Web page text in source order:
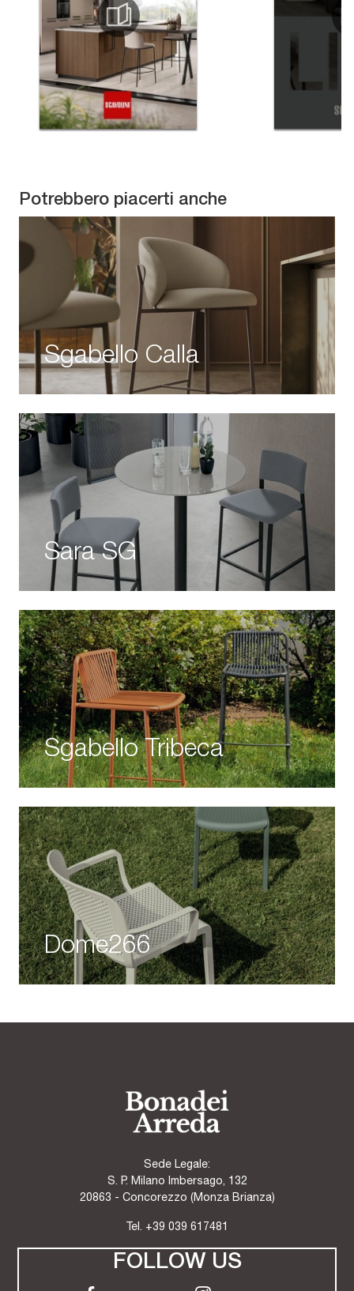
Potrebbero piacerti anche
Sgabello Calla
Sara SG
Sgabello Tribeca
Dome266
Sede Legale:
S. P. Milano Imbersago, 132
20863 - Concorezzo (Monza Brianza)
Tel. +39 039 617481
FOLLOW US